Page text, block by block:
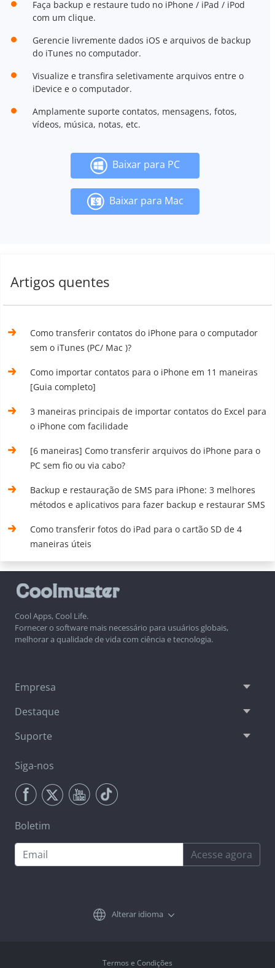
Faça backup e restaure tudo no iPhone / iPad / iPod
com um clique.
Gerencie livremente dados iOS e arquivos de backup
do iTunes no computador.
Visualize e transfira seletivamente arquivos entre o
iDevice e o computador.
Amplamente suporte contatos, mensagens, fotos,
vídeos, música, notas, etc.
Baixar para PC
Baixar para Mac
Artigos quentes
Como transferir contatos do iPhone para o computador
sem o iTunes (PC/ Mac )?
Como importar contatos para o iPhone em 11 maneiras
[Guia completo]
3 maneiras principais de importar contatos do Excel para
o iPhone com facilidade
[6 maneiras] Como transferir arquivos do iPhone para o
PC sem fio ou via cabo?
Backup e restauração de SMS para iPhone: 3 melhores
métodos e aplicativos para fazer backup e restaurar SMS
Como transferir fotos do iPad para o cartão SD de 4
maneiras úteis
Cool Apps, Cool Life.
Fornecer o software mais necessário para usuários globais,
melhorar a qualidade de vida com ciência e tecnologia.
Empresa
Destaque
Suporte
Siga-nos
Boletim
Acesse agora
Alterar idioma
Termos e Condições